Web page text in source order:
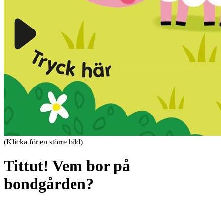
(Klicka för en större bild)
Tittut! Vem bor på
bondgården?